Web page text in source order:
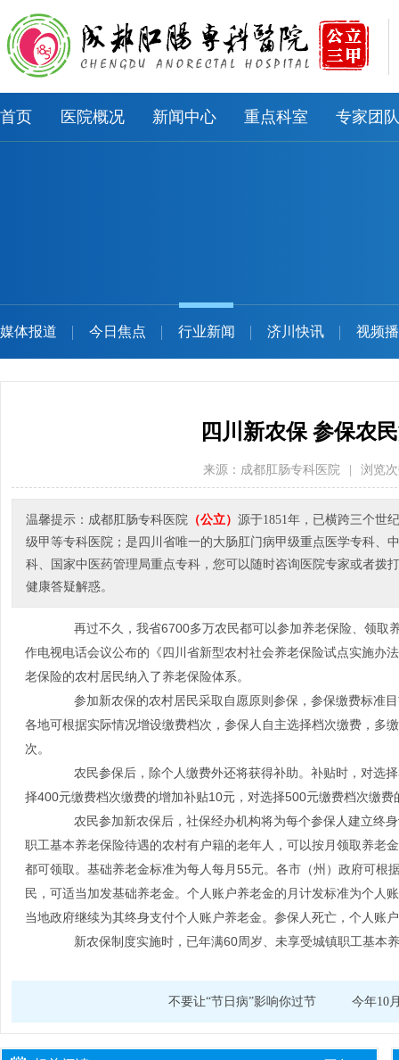
首页 医院概况 新闻中心 重点科室 专家团队
媒体报道 今日焦点 行业新闻 济川快讯 视频
四川新农保 参保农
来源：成都肛肠专科医院 浏览
温馨提示：成都肛肠专科医院 （公立） 源于1851年，已横跨三个世
级甲等专科医院；是四川省唯一的大肠肛门病甲级重点医学专科、
科、国家中医药管理局重点专科，您可以随时咨询医院专家或者拨
健康答疑解惑。
再过不久，我省6700多万农民都可以参加养老保险、领取
作电视电话会议公布的《四川省新型农村社会养老保险试点实施办
老保险的农村居民纳入了养老保险体系。
参加新农保的农村居民采取自愿原则参保，参保缴费标准
各地可根据实际情况增设缴费档次，参保人自主选择档次缴费，多
次。
农民参保后，除个人缴费外还将获得补助。补贴时，对选
择400元缴费档次缴费的增加补贴10元，对选择500元缴费档次缴
农民参加新农保后，社保经办机构将为每个参保人建立终
职工基本养老保险待遇的农村有户籍的老年人，可以按月领取养老
都可领取。基础养老金标准为每人每月55元。各市（州）政府可根
民，可适当加发基础养老金。个人账户养老金的月计发标准为个人
当地政府继续为其终身支付个人账户养老金。参保人死亡，个人账
新农保制度实施时，已年满60周岁、未享受城镇职工基本
不要让“节日病”影响你过节 今年10